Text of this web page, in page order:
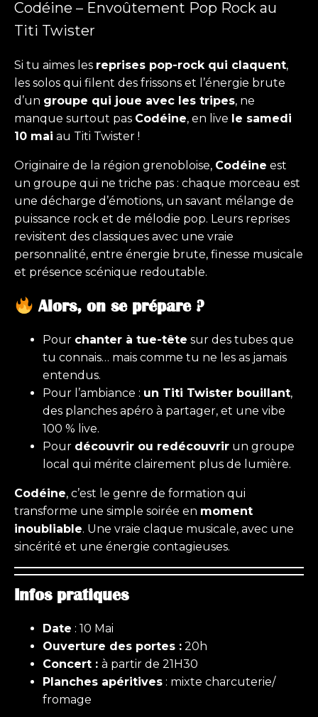
Codéine – Envoûtement Pop Rock au
Titi Twister
Si tu aimes les reprises pop-rock qui claquent,
les solos qui filent des frissons et l’énergie brute
d’un groupe qui joue avec les tripes, ne
manque surtout pas Codéine, en live le samedi
10 mai au Titi Twister !
Originaire de la région grenobloise, Codéine est
un groupe qui ne triche pas : chaque morceau est
une décharge d’émotions, un savant mélange de
puissance rock et de mélodie pop. Leurs reprises
revisitent des classiques avec une vraie
personnalité, entre énergie brute, finesse musicale
et présence scénique redoutable.
Alors, on se prépare ?
Pour chanter à tue-tête sur des tubes que
tu connais… mais comme tu ne les as jamais
entendus.
Pour l’ambiance : un Titi Twister bouillant,
des planches apéro à partager, et une vibe
100 % live.
Pour découvrir ou redécouvrir un groupe
local qui mérite clairement plus de lumière.
Codéine, c’est le genre de formation qui
transforme une simple soirée en moment
inoubliable. Une vraie claque musicale, avec une
sincérité et une énergie contagieuses.
Infos pratiques
Date : 10 Mai
Ouverture des portes : 20h
Concert : à partir de 21H30
Planches apéritives : mixte charcuterie/
fromage